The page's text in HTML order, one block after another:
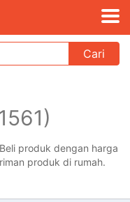
Cari
produk dengan harga
produk di rumah.